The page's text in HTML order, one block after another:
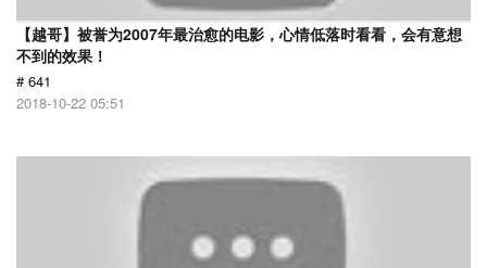
【越哥】被誉为2007年最治愈的电影，心情低落时看看，会有意想
不到的效果！
# 641
2018-10-22 05:51